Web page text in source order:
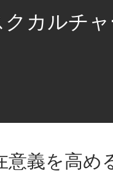
カルチ
意義を高め